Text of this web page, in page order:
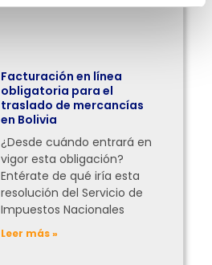
Facturación en línea
obligatoria para el
traslado de mercancías
en Bolivia
¿Desde cuándo entrará en
vigor esta obligación?
Entérate de qué iría esta
resolución del Servicio de
Impuestos Nacionales
Leer más »